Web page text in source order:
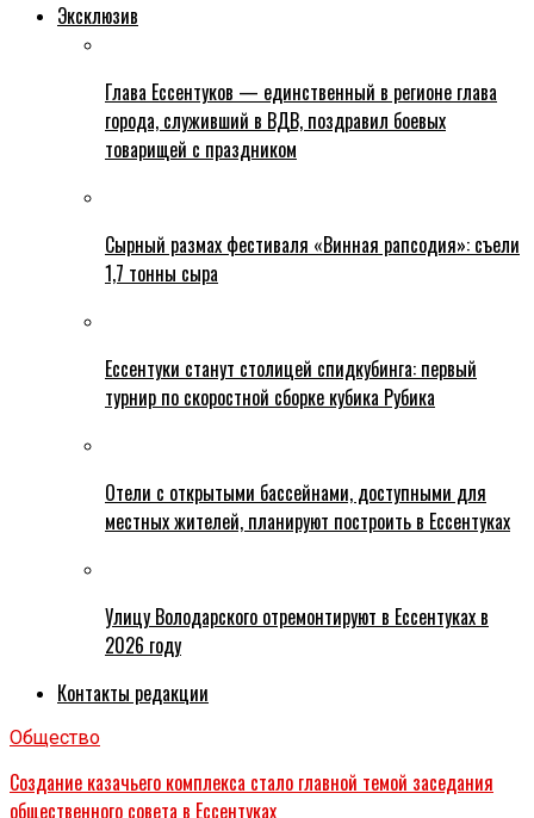
Эксклюзив
Глава Ессентуков — единственный в регионе глава
города, служивший в ВДВ, поздравил боевых
товарищей с праздником
Сырный размах фестиваля «Винная рапсодия»: съели
1,7 тонны сыра
Ессентуки станут столицей спидкубинга: первый
турнир по скоростной сборке кубика Рубика
Отели с открытыми бассейнами, доступными для
местных жителей, планируют построить в Ессентуках
Улицу Володарского отремонтируют в Ессентуках в
2026 году
Контакты редакции
Общество
Создание казачьего комплекса стало главной темой заседания
общественного совета в Ессентуках